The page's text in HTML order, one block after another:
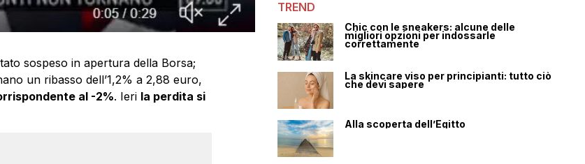
sospeso in apertura della Borsa;
un ribasso dell’1,2% a 2,88 euro,
al -2%. Ieri la perdita si
TREND
Chic con le sneakers: alcune delle
migliori opzioni per indossarle
correttamente
La skincare viso per principianti: tutto ciò
che devi sapere
Alla scoperta dell’Egitto